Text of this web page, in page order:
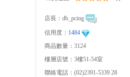
店長： db_pcing
信用度： 1484
商品數量：3124
樓層店號：3樓51-54室
聯絡電話：(02)2391-5339 28